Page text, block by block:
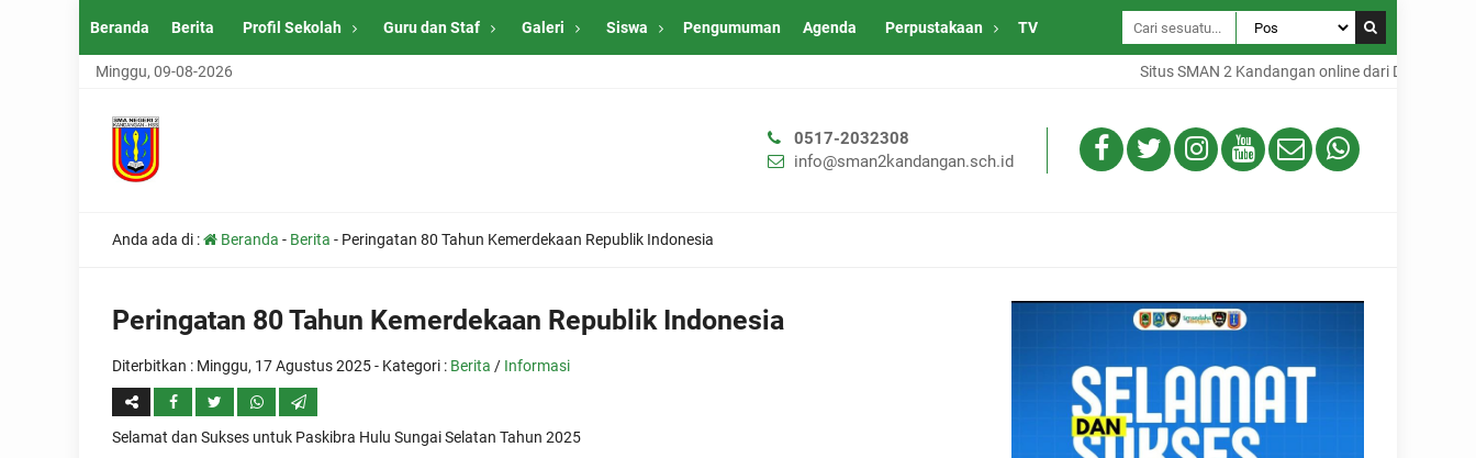
Beranda Berita Profil Sekolah Guru dan Staf Galeri Siswa Pengumuman Agenda Perpustakaan TV
Minggu, 09-08-2026 Situs SMAN 2 Kandangan online dari Desa Gambah
0517-2032308
info@sman2kandangan.sch.id
Anda ada di : Beranda - Berita - Peringatan 80 Tahun Kemerdekaan Republik Indonesia
Peringatan 80 Tahun Kemerdekaan Republik Indonesia
Diterbitkan : Minggu, 17 Agustus 2025- Kategori : Berita / Informasi
Selamat dan Sukses untuk Paskibra Hulu Sungai Selatan Tahun 2025